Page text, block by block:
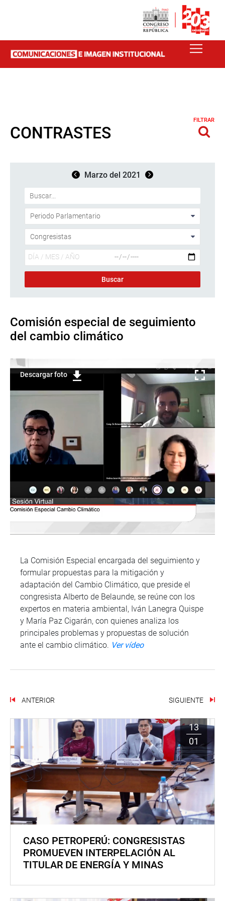
CONTRASTES
FILTRAR
Marzo del 2021
Comisión especial de seguimiento
del cambio climático
Descargar foto
La Comisión Especial encargada del seguimiento y
formular propuestas para la mitigación y
adaptación del Cambio Climático, que preside el
congresista Alberto de Belaunde, se reúne con los
expertos en materia ambiental, Iván Lanegra Quispe
y María Paz Cigarán, con quienes analiza los
principales problemas y propuestas de solución
ante el cambio climático. Ver vídeo
ANTERIOR SIGUIENTE
13
01
CASO PETROPERÚ: CONGRESISTAS
PROMUEVEN INTERPELACIÓN AL
TITULAR DE ENERGÍA Y MINAS